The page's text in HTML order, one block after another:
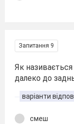
Запитання 9
Як
далеко до
варіанти
смеш